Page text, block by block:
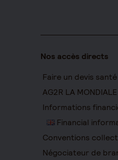
Nos accès directs
Faire un devis
AG2R LA
Informations
Financial
Conventions
Négociateur de